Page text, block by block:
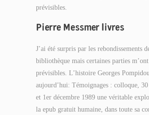
prévisibles.
Pierre Messmer livres
J’ai été surpris par les rebondissements
bibliothèque mais certaines parties
prévisibles. L’histoire Georges
aujourd’hui: Témoignages : colloque,
et 1er décembre 1989 une véritable
la epub gratuit humaine, dans toute sa